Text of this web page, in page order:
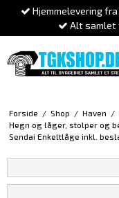
Hjemmelevering fra
Alt samlet
Forside / Shop / Haven /
Hegn og låger, stolper og
Sendai Enkeltlåge inkl.